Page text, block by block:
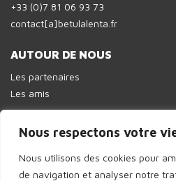
Nous respectons votre
Nous utilisons des cookies pour
de navigation et analyser notre
+33 (0)7 81 06 93 73
contact[a]betulalenta.fr
AUTOUR DE NOUS
Les partenaires
Les amis
© 2026 Cie Betula Lenta // Design :